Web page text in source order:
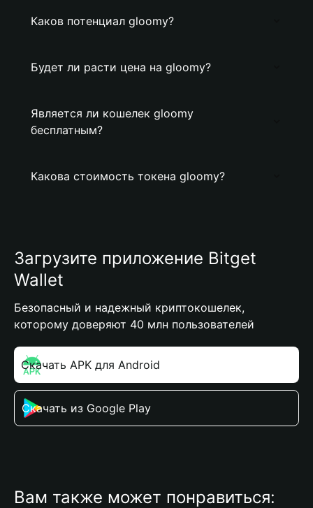
Каков потенциал gloomy?
Будет ли расти цена на gloomy?
Является ли кошелек gloomy
бесплатным?
Какова стоимость токена gloomy?
Загрузите приложение Bitget
Wallet
Безопасный и надежный криптокошелек,
которому доверяют 40 млн пользователей
Скачать APK для Android
Скачать из Google Play
Вам также может понравиться: